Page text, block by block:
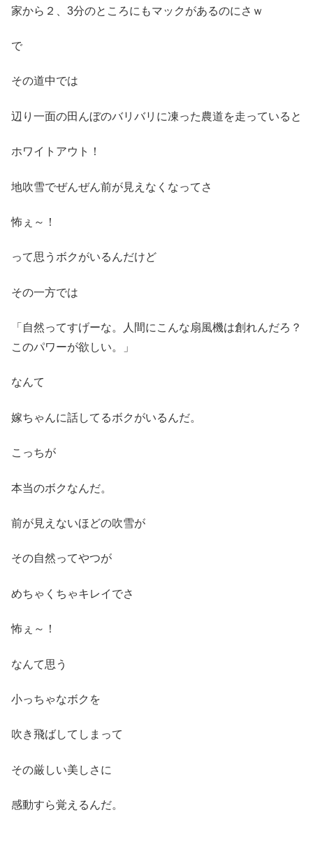
家から２、3分のところにもマックがあるのにさｗ
で
その道中では
辺り一面の田んぼのバリバリに凍った農道を走っていると
ホワイトアウト！
地吹雪でぜんぜん前が見えなくなってさ
怖ぇ～！
って思うボクがいるんだけど
その一方では
「自然ってすげーな。人間にこんな扇風機は創れんだろ？
このパワーが欲しい。」
なんて
嫁ちゃんに話してるボクがいるんだ。
こっちが
本当のボクなんだ。
前が見えないほどの吹雪が
その自然ってやつが
めちゃくちゃキレイでさ
怖ぇ～！
なんて思う
小っちゃなボクを
吹き飛ばしてしまって
その厳しい美しさに
感動すら覚えるんだ。